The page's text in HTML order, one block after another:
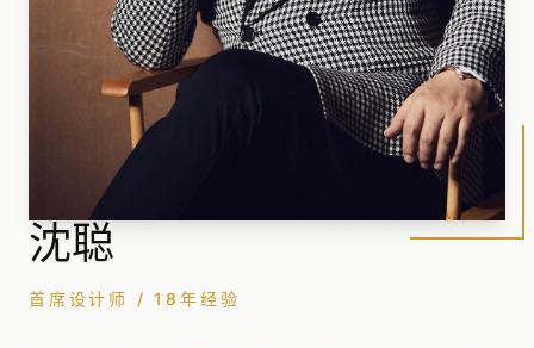
沈聪
首席设计师 / 18年经验